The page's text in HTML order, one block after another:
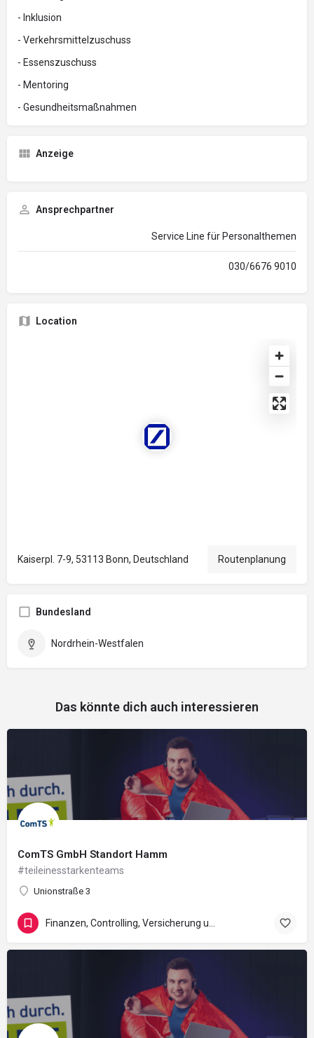
- Inklusion
- Verkehrsmittelzuschuss
- Essenszuschuss
- Mentoring
- Gesundheitsmaßnahmen
Anzeige
Ansprechpartner
Service Line für Personalthemen
030/6676 9010
Location
Kaiserpl. 7-9, 53113 Bonn, Deutschland Routenplanung
Bundesland
Nordrhein-Westfalen
Das könnte dich auch interessieren
ComTS GmbH Standort Hamm
#teileinesstarkenteams
Unionstraße 3